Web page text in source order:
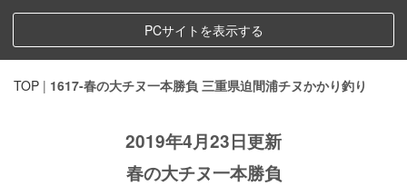
PCサイトを表示する
TOP | 1617-春の大チヌ一本勝負 三重県迫間浦チヌかかり釣り
2019年4月23日更新
春の大チヌ一本勝負